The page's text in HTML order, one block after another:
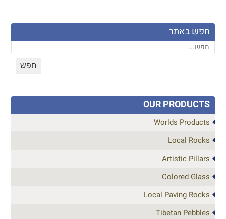
חפש באתר
OUR PRODUCTS
Worlds Products
Local Rocks
Artistic Pillars
Colored Glass
Local Paving Rocks
Tibetan Pebbles